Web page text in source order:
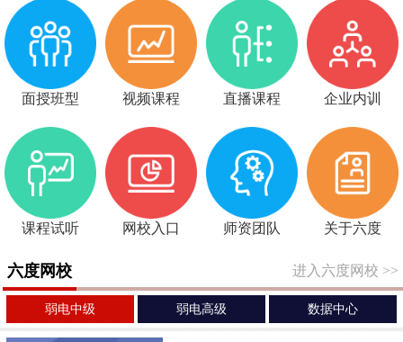
面授班型 视频课程 直播课程 企业内训
课程试听 网校入口 师资团队 关于六度
六度网校 进入六度网校 >>
弱电中级 弱电高级 数据中心